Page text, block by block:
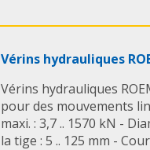
Vérins hydrauliques
Vérins hydrauliques
pour des mouvements
maxi. : 3,7 .. 1570 kN -
la tige : 5 .. 125 mm -